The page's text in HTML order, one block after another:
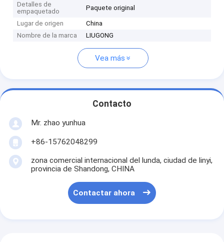
Detalles de
empaquetado
Paquete original
Lugar de origen
China
Nombre de la marca
LIUGONG
Vea más
Contacto
Mr. zhao yunhua
+86-15762048299
zona comercial internacional del lunda, ciudad de linyi,
provincia de Shandong, CHINA
Contactar ahora